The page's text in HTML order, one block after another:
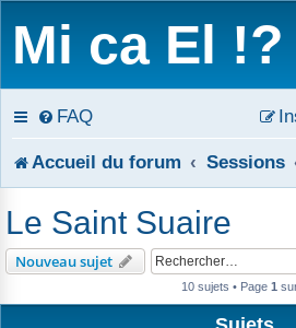
Mi ca El !?
FAQ
Accueil du forum Sessions
Le Saint Suaire
Nouveau sujet
10 sujets • Page 1